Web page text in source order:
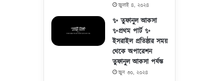
জুলাই ৪, ২০২৪
✨ তুফানুল আকসা
✨প্রথম পার্ট ✨
ইসরাইল প্রতিষ্ঠার সময়
থেকে অপারেশন
তুফানুল আকসা পর্যন্ত
জুন ৩০, ২০২৪